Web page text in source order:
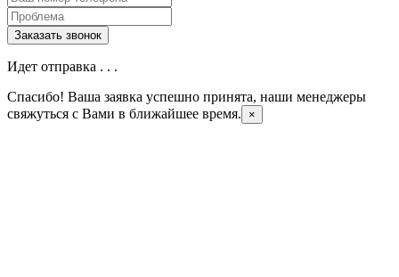
Идет отправка . . .
Спасибо! Ваша заявка успешно принята, наши менеджеры
свяжуться с Вами в ближайшее время.
×